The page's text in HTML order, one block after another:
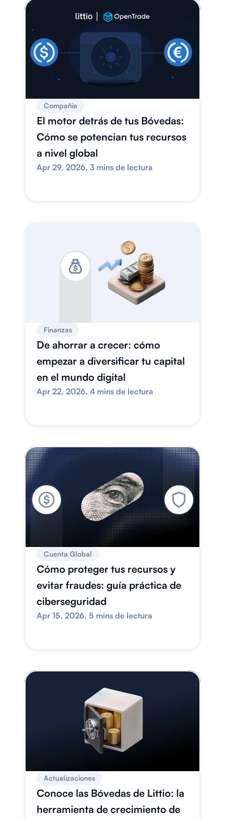
Compañia
El motor detrás de tus Bóvedas:
Cómo se potencian tus recursos
a nivel global
Apr 29, 2026. 3 mins de lectura
Finanzas
De ahorrar a crecer: cómo
empezar a diversificar tu capital
en el mundo digital
Apr 22, 2026. 4 mins de lectura
Cuenta Global
Cómo proteger tus recursos y
evitar fraudes: guía práctica de
ciberseguridad
Apr 15, 2026. 5 mins de lectura
Actualizaciones
Conoce las Bóvedas de Littio: la
herramienta de crecimiento de